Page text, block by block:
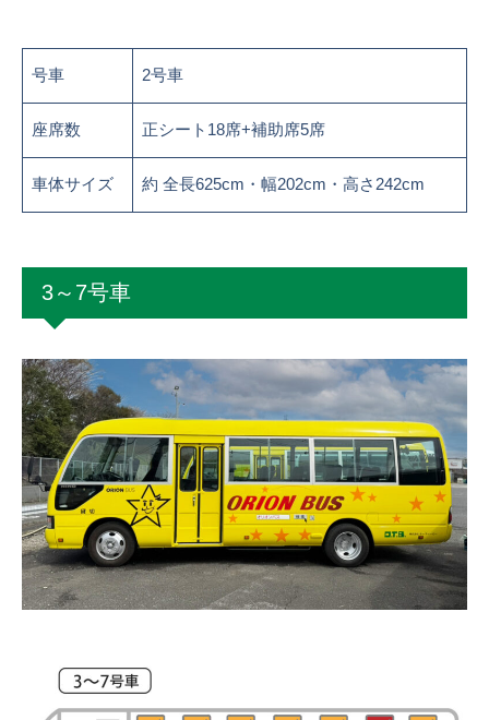
号車 2号車
座席数 正シート18席+補助席5席
車体サイズ 約 全長625cm・幅202cm・高さ242cm
3～7号車